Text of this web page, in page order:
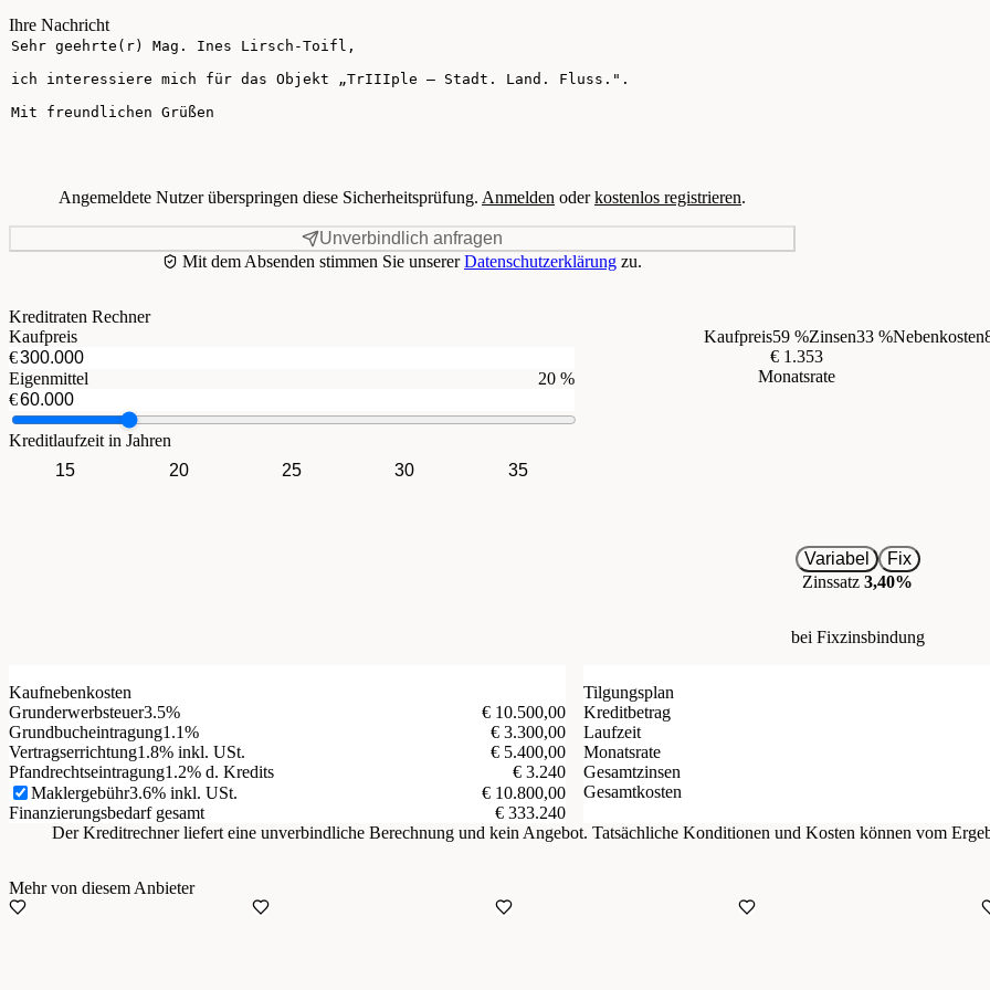
Ihre Nachricht
Angemeldete Nutzer überspringen diese Sicherheitsprüfung. Anmelden oderkostenlos registrieren.
Unverbindlich anfragen
Mit dem Absenden stimmen Sie unsererDatenschutzerklärung zu.
Kreditraten Rechner
Kaufpreis
€
Eigenmittel
20 %
€
Kreditlaufzeit in Jahren
15
20 25 30 35
Kaufpreis59 %Zinsen33 %Nebenkosten
€ 1.353
Monatsrate
Variabel
Fix
Zinssatz 3,40%
bei Fixzinsbindung
Kaufnebenkosten
Grunderwerbsteuer3.5%
€ 10.500,00
Grundbucheintragung1.1%
€ 3.300,00
Vertragserrichtung1.8% inkl. USt.
€ 5.400,00
Pfandrechtseintragung1.2% d. Kredits
€ 3.240
Maklergebühr3.6% inkl. USt.
€ 10.800,00
Finanzierungsbedarf gesamt
€ 333.240
Tilgungsplan
Kreditbetrag
Laufzeit
Monatsrate
Gesamtzinsen
Gesamtkosten
Der Kreditrechner liefert eine unverbindliche Berechnung und kein Angebot. Tatsächliche Konditionen und Kosten können vom
Mehr von diesem Anbieter